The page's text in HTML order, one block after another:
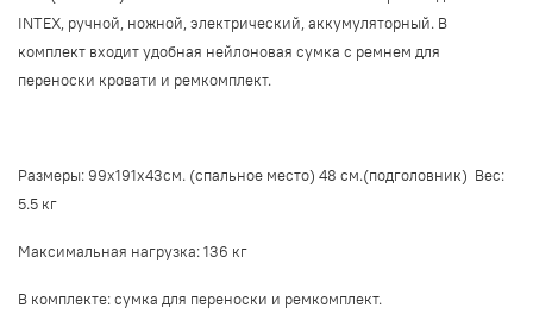
INTEX, ручной, ножной, электрический, аккумуляторный. В
комплект входит удобная нейлоновая сумка с ремнем для
переноски кровати и ремкомплект.
Размеры: 99х191х43см. (спальное место) 48 см.(подголовник) Вес:
5.5 кг
Максимальная нагрузка: 136 кг
В комплекте:сумка для переноски и ремкомплект.